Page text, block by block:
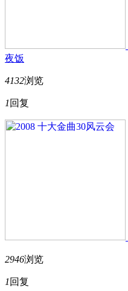
夜饭
4132浏览
1 回复
2946浏览
1 回复